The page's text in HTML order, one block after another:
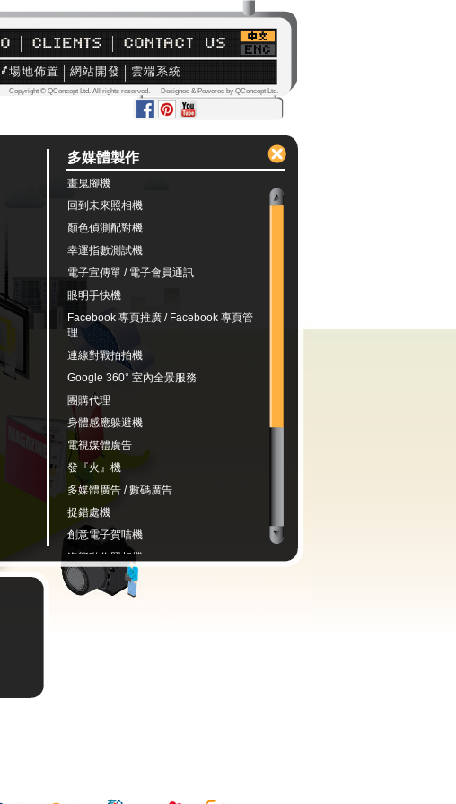
Copyright © QConcept Ltd. All rights reserved. Designed & Powered by QConcept Ltd.
場地佈置 網站開發 雲端系統
多媒體製作
畫鬼腳機
回到未來照相機
顏色偵測配對機
幸運指數測試機
電子宣傳單 / 電子會員通訊
眼明手快機
Facebook 專頁推廣 / Facebook 專頁管
理
連線對戰拍拍機
Google 360° 室內全景服務
團購代理
身體感應躲避機
電視媒體廣告
發『火』機
多媒體廣告 / 數碼廣告
捉錯處機
創意電子賀咭機
姿態動作照相機
撳『正』機
影片播放互動觸控機